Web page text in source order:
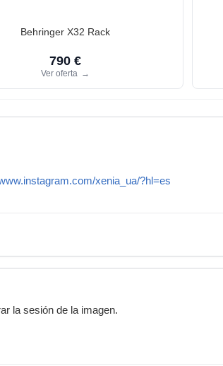
Behringer X32 Rack
790 €
Ver oferta →
xenia_ua/?hl=es
la sesión de la imagen.